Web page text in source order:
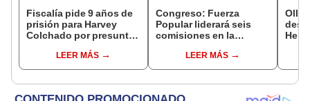
Fiscalía pide 9 años de
prisión para Harvey
Colchado por presunta
incompatible y falsedad
ideológica
LEER MÁS
Congreso: Fuerza
Popular liderará seis
comisiones en la
LEER MÁS